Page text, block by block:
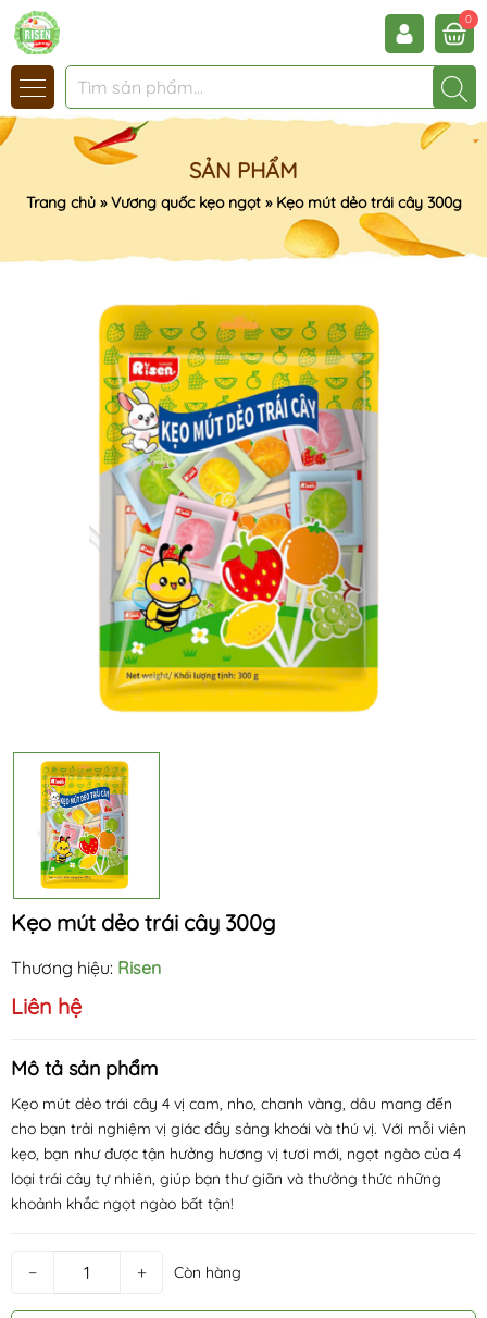
0
SẢN PHẨM
Trang chủ»Vương quốc kẹo ngọt» Kẹo mút dẻo trái cây 300g
Kẹo mút dẻo trái cây 300g
Thương hiệu: Risen
Liên hệ
Mô tả sản phẩm
Kẹo mút dẻo trái cây 4 vị cam, nho, chanh vàng, dâu mang đến
cho bạn trải nghiệm vị giác đầy sảng khoái và thú vị. Với mỗi viên
kẹo, bạn như được tận hưởng hương vị tươi mới, ngọt ngào của 4
loại trái cây tự nhiên, giúp bạn thư giãn và thưởng thức những
khoảnh khắc ngọt ngào bất tận!
− + Còn hàng